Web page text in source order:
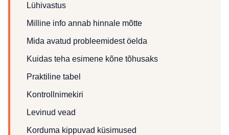
Lühivastus
Milline info annab hinnale mõtte
Mida avatud probleemidest öelda
Kuidas teha esimene kõne tõhusaks
Praktiline tabel
Kontrollnimekiri
Levinud vead
Korduma kippuvad küsimused